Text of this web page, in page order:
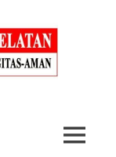
MENU